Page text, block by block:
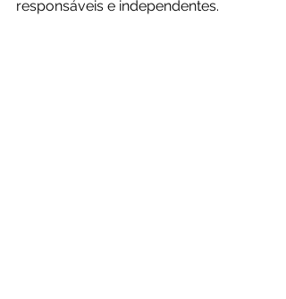
responsáveis e independentes.